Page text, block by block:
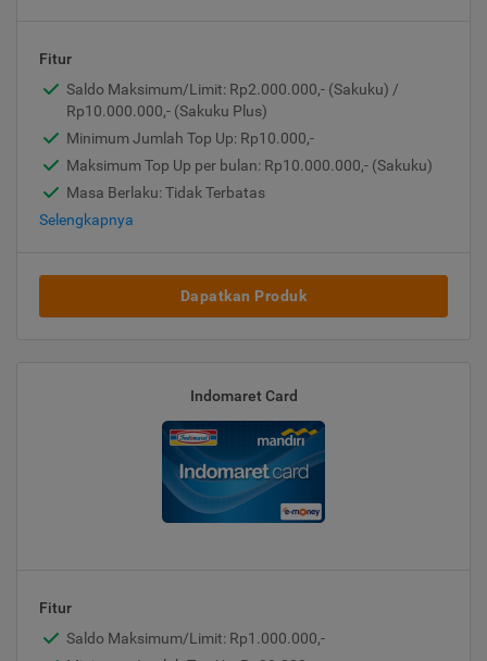
Fitur
Saldo Maksimum/Limit: Rp2.000.000,- (Sakuku) /
Rp10.000.000,- (Sakuku Plus)
Minimum Jumlah Top Up: Rp10.000,-
Maksimum Top Up per bulan: Rp10.000.000,- (Sakuku)
Masa Berlaku: Tidak Terbatas
Selengkapnya
Dapatkan Produk
Indomaret Card
Fitur
Saldo Maksimum/Limit: Rp1.000.000,-